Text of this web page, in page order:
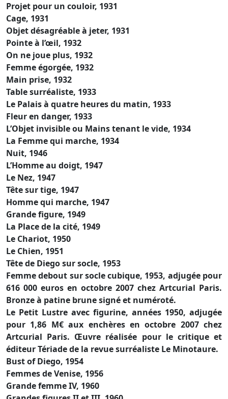
Projet pour un couloir, 1931
Cage, 1931
Objet désagréable à jeter, 1931
Pointe à l’œil, 1932
On ne joue plus, 1932
Femme égorgée, 1932
Main prise, 1932
Table surréaliste, 1933
Le Palais à quatre heures du matin, 1933
Fleur en danger, 1933
L’Objet invisible ou Mains tenant le vide, 1934
La Femme qui marche, 1934
Nuit, 1946
L’Homme au doigt, 1947
Le Nez, 1947
Tête sur tige, 1947
Homme qui marche, 1947
Grande figure, 1949
La Place de la cité, 1949
Le Chariot, 1950
Le Chien, 1951
Tête de Diego sur socle, 1953
Femme debout sur socle cubique, 1953, adjugée pour
616 000 euros en octobre 2007 chez Artcurial Paris.
Bronze à patine brune signé et numéroté.
Le Petit Lustre avec figurine, années 1950, adjugée
pour 1,86 M€ aux enchères en octobre 2007 chez
Artcurial Paris. Œuvre réalisée pour le critique et
éditeur Tériade de la revue surréaliste Le Minotaure.
Bust of Diego, 1954
Femmes de Venise, 1956
Grande femme IV, 1960